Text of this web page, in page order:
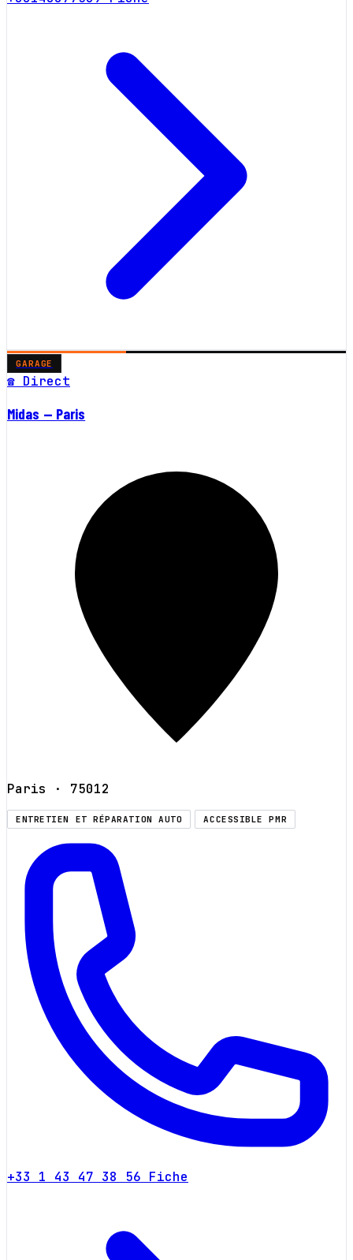
GARAGE
☎ Direct
Midas — Paris
Paris · 75012
ENTRETIEN ET RÉPARATION AUTO ACCESSIBLE PMR
+33 1 43 47 38 56 Fiche